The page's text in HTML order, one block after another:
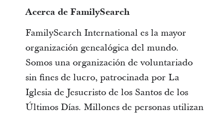
Acerca de FamilySearch
FamilySearch International es la mayor
organización genealógica del mundo.
Somos una organización de voluntariado
sin fines de lucro, patrocinada por La
Iglesia de Jesucristo de los Santos de los
Últimos Días. Millones de personas utilizan